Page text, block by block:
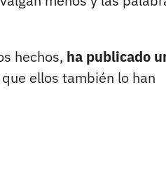
hechos, ha publicado
ellos también lo han